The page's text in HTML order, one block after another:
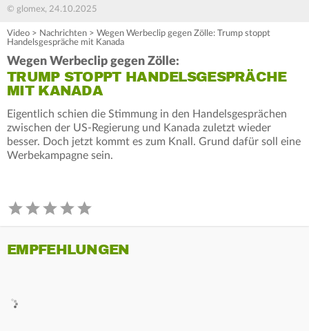
© glomex, 24.10.2025
Video > Nachrichten > Wegen Werbeclip gegen Zölle: Trump stoppt
Handelsgespräche mit Kanada
Wegen Werbeclip gegen Zölle:
TRUMP STOPPT HANDELSGESPRÄCHE
MIT KANADA
Eigentlich schien die Stimmung in den Handelsgesprächen
zwischen der US-Regierung und Kanada zuletzt wieder
besser. Doch jetzt kommt es zum Knall. Grund dafür soll eine
Werbekampagne sein.
EMPFEHLUNGEN